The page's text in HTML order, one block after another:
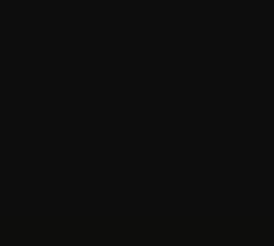
Zwarte